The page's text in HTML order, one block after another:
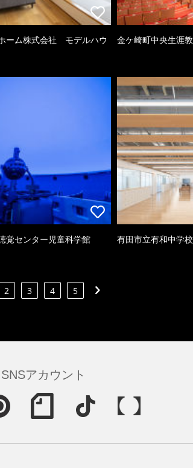
ーム株式会社 モデルハウ
金ケ崎町中央生涯
覚センター児童科学館 有田市立有和中学校
2 3 4 5
アカウント